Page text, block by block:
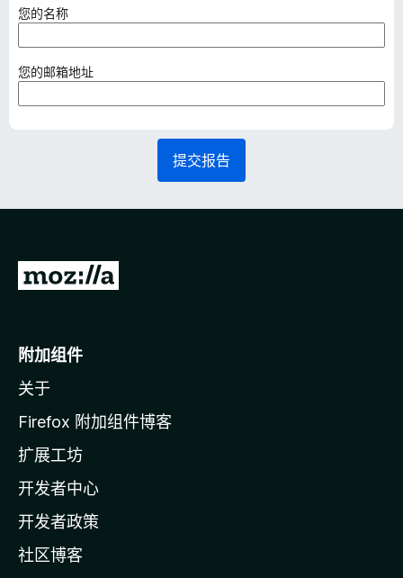
您的名称（
填
）
您的邮箱地址（
填
提交报告
转
o
i
l
a
主
页
附加组件
关于
Firefox 附加组件博客
扩展工坊
开发者中心
开发者政策
社区博客